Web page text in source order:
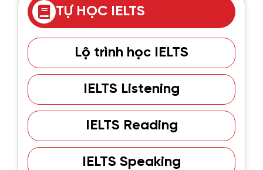
TỰ HỌC IELTS
Lộ trình học IELTS
IELTS Listening
IELTS Reading
IELTS Speaking